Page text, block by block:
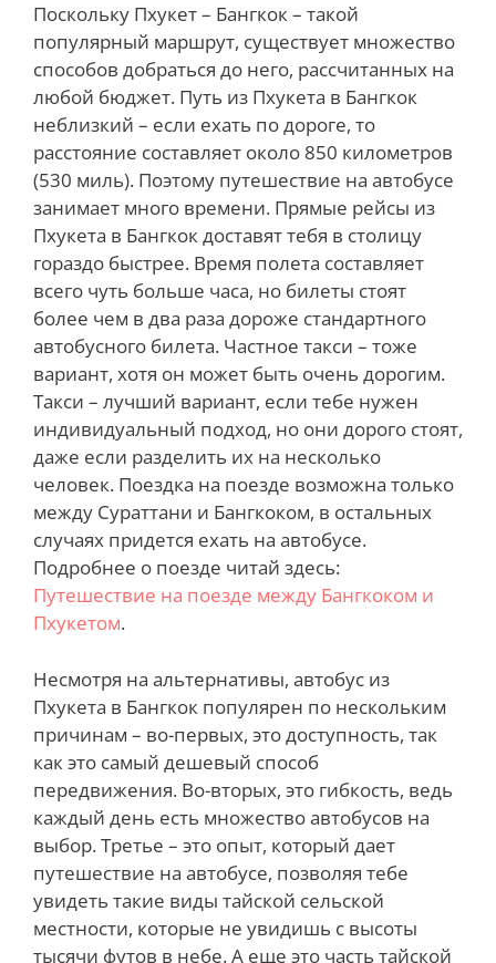
Поскольку Пхукет – Бангкок – такой
популярный маршрут, существует множество
способов добраться до него, рассчитанных на
любой бюджет. Путь из Пхукета в Бангкок
неблизкий – если ехать по дороге, то
расстояние составляет около 850 километров
(530 миль). Поэтому путешествие на автобусе
занимает много времени. Прямые рейсы из
Пхукета в Бангкок доставят тебя в столицу
гораздо быстрее. Время полета составляет
всего чуть больше часа, но билеты стоят
более чем в два раза дороже стандартного
автобусного билета. Частное такси – тоже
вариант, хотя он может быть очень дорогим.
Такси – лучший вариант, если тебе нужен
индивидуальный подход, но они дорого стоят,
даже если разделить их на несколько
человек. Поездка на поезде возможна только
между Сураттани и Бангкоком, в остальных
случаях придется ехать на автобусе.
Подробнее о поезде читай здесь:
Путешествие на поезде между Бангкоком и
Пхукетом.
Несмотря на альтернативы, автобус из
Пхукета в Бангкок популярен по нескольким
причинам – во-первых, это доступность, так
как это самый дешевый способ
передвижения. Во-вторых, это гибкость, ведь
каждый день есть множество автобусов на
выбор. Третье – это опыт, который дает
путешествие на автобусе, позволяя тебе
увидеть такие виды тайской сельской
местности, которые не увидишь с высоты
тысячи футов в небе. А еще это часть тайской